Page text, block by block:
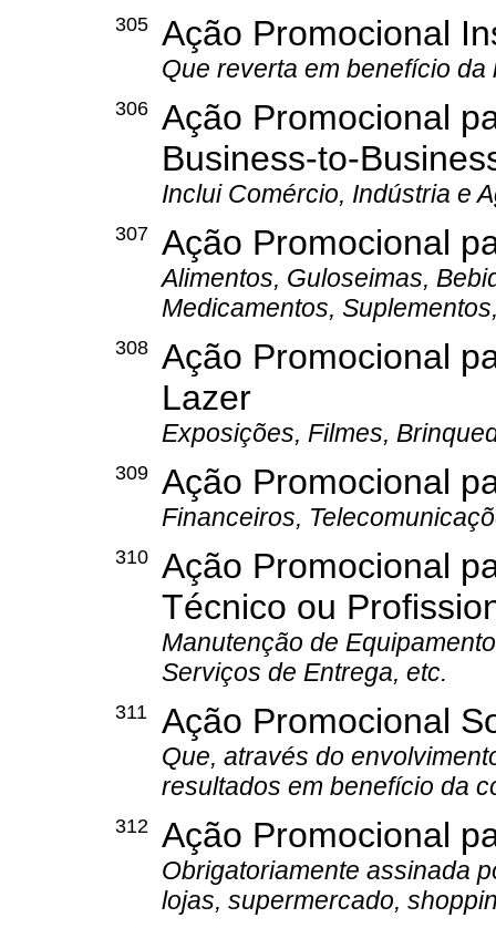
305 Ação Promocional
Que reverta em benefício
306 Ação Promocional
Business-to-
Inclui Comércio, Indústria e
307 Ação Promocional
Alimentos, Guloseimas,
Medicamentos,
308 Ação Promocional
Lazer
Exposições, Filmes,
309 Ação Promocional
Financeiros,
310 Ação Promocional
Técnico ou
Manutenção de
Serviços de Entrega, etc.
311 Ação Promocional
Que, através do
resultados em benefício da
312 Ação Promocional
Obrigatoriamente assinada
lojas, supermercado,